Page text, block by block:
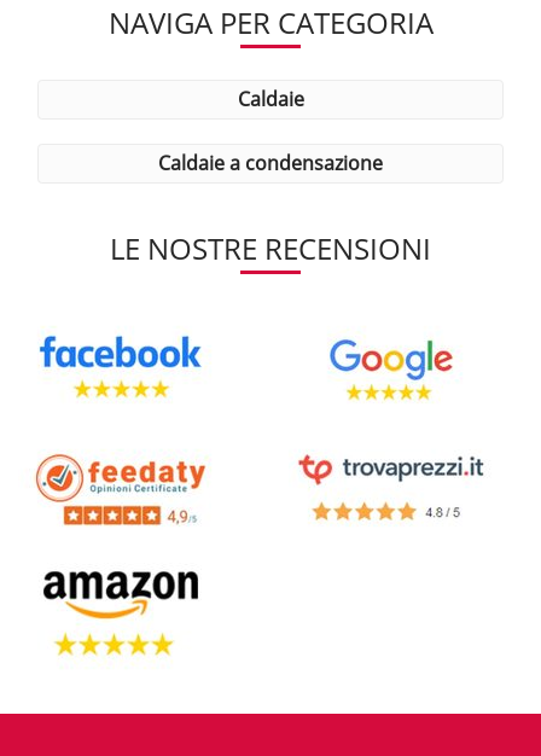
NAVIGA PER CATEGORIA
caldaie
caldaie a condensazione
LE NOSTRE RECENSIONI